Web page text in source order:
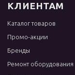
КЛИЕНТАМ
Каталог товаров
Промо-акции
Бренды
Ремонт оборудования